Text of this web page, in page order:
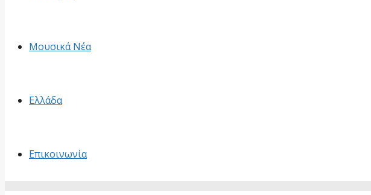
Μουσικά Νέα
Ελλάδα
Επικοινωνία